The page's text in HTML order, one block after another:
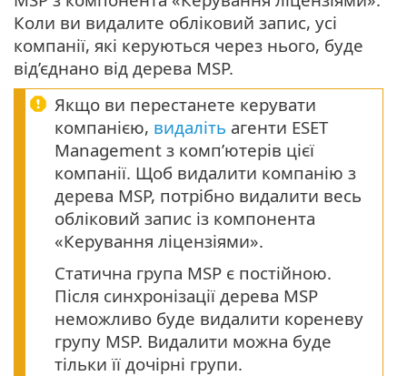
Коли ви видалите обліковий запис, усі
компанії, які керуються через нього, буде
від’єднано від дерева MSP.
Якщо ви перестанете керувати
компанією, видаліть агенти ESET
Management з комп’ютерів цієї
компанії. Щоб видалити компанію з
дерева MSP, потрібно видалити весь
обліковий запис із компонента
«Керування ліцензіями».
Статична група MSP є постійною.
Після синхронізації дерева MSP
неможливо буде видалити кореневу
групу MSP. Видалити можна буде
тільки її дочірні групи.